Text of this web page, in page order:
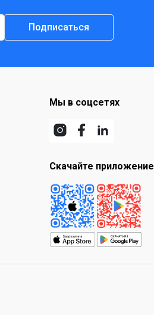
Подписаться
Мы в соцсетях
Скачайте приложение